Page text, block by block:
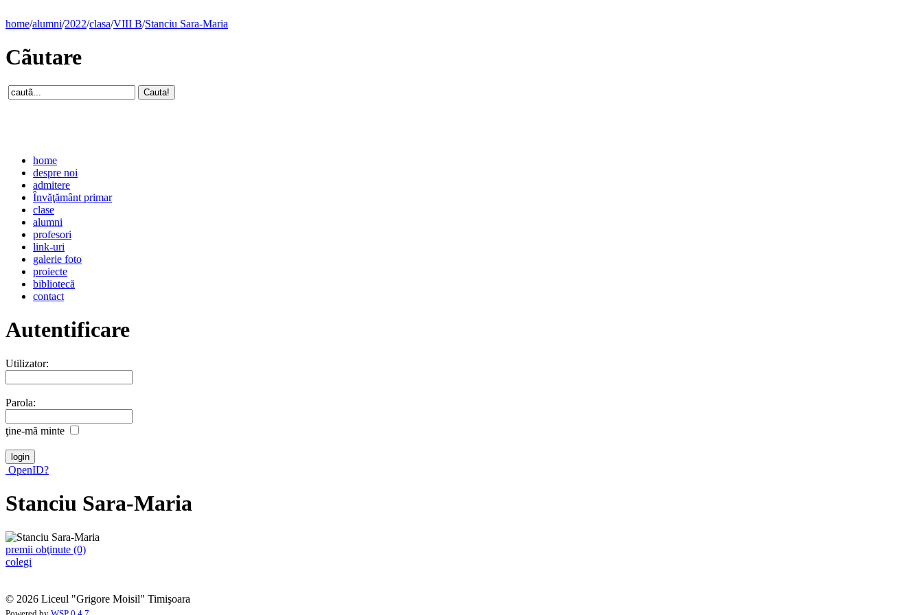
home/alumni/2022/clasa/VIII B/Stanciu Sara-Maria
Cãutare
home
despre noi
admitere
Învăţământ primar
clase
alumni
profesori
link-uri
galerie foto
proiecte
bibliotecă
contact
Autentificare
Utilizator:
Parola:
ţine-mã minte
OpenID?
Stanciu Sara-Maria
premii obţinute (0)
colegi
© 2026 Liceul "Grigore Moisil" Timişoara